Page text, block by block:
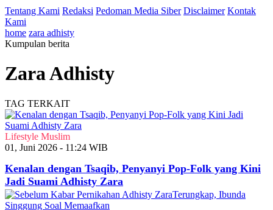
Tentang Kami Redaksi Pedoman Media Siber Disclaimer Kontak
Kami
home zara adhisty
Kumpulan berita
Zara Adhisty
TAG TERKAIT
Lifestyle Muslim
01, Juni 2026 - 11:24 WIB
Kenalan dengan Tsaqib, Penyanyi Pop-Folk yang Kini
Jadi Suami Adhisty Zara